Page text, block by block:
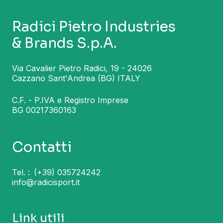
Radici Pietro Industries
& Brands S.p.A.
Via Cavalier Pietro Radici, 19 - 24026
Cazzano Sant'Andrea (BG) ITALY
C.F. - P.IVA e Registro Imprese
BG 00217360163
Contatti
Tel. : (+39) 035724242
info@radicisport.it
Link utili